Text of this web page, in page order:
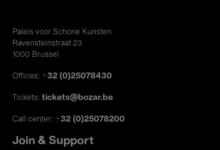
Paleis voor Schone Kunsten
Ravensteinstraat 23
1000 Brussel
Offices: +32 (0)25078430
Tickets: tickets@bozar.be
Call center: +32 (0)25078200
Join & Support